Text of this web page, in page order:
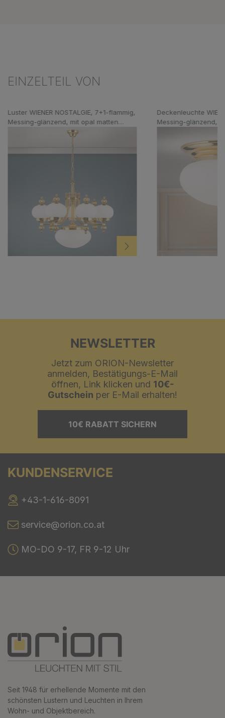
EINZELTEIL VON
Luster WIENER NOSTALGIE, 7+1-flammig,
Messing-glänzend, mit opal matten
Deckenleuchte
Messing-glänzend,
NEWSLETTER
Jetzt zum ORION-Newsletter
anmelden, Bestätigungs-E-Mail
öffnen, Link klicken und 10€-
Gutschein per E-Mail erhalten!
10€ RABATT SICHERN
KUNDENSERVICE
+43-1-616-8091
service@orion.co.at
MO-DO 9-17, FR 9-12 Uhr
Seit 1948 für erhellende Momente mit den
schönsten Lustern und Leuchten in Ihrem
Wohn- und Objektbereich.